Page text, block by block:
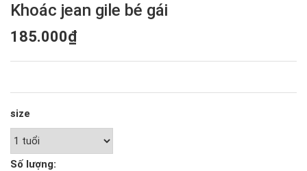
Khoác jean gile bé gái
185.000₫
size
Số lượng: